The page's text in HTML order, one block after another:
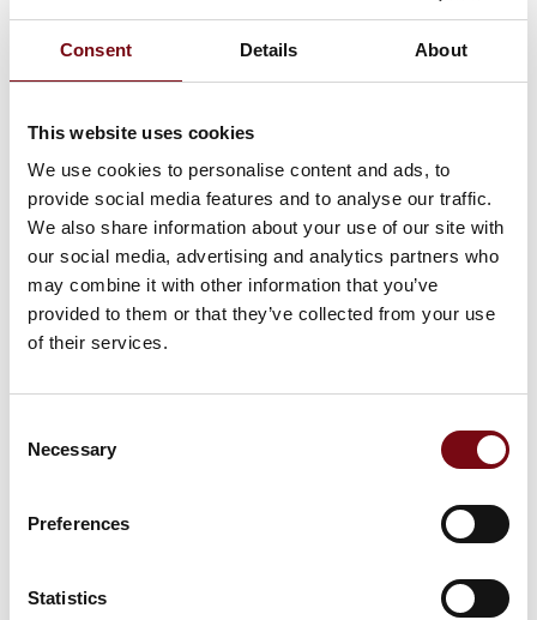
Consent Details About
This website uses cookies
We use cookies to personalise content and ads, to
provide social media features and to analyse our traffic.
We also share information about your use of our site with
our social media, advertising and analytics partners who
may combine it with other information that you’ve
provided to them or that they’ve collected from your use
of their services.
Selection
Necessary
Preferences
Statistics